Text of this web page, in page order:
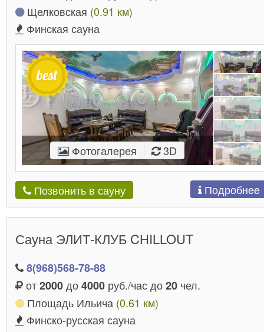
Щелковская (0.91 км)
Финская сауна
Фотогалерея 3D
Позвонить в сауну Подробнее
Сауна ЭЛИТ-КЛУБ CHILLOUT
8(968)568-78-88
от2000до4000 руб./час до20 чел.
Площадь Ильича (0.61 км)
Финско-русская сауна